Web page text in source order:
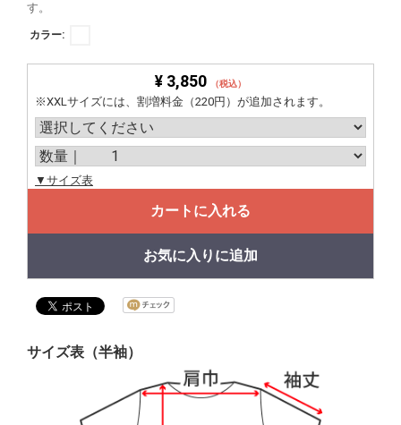
す。
カラー:
¥ 3,850 （税込）
※XXLサイズには、割増料金（220円）が追加されます。
▼サイズ表
カートに入れる
お気に入りに追加
サイズ表（半袖）